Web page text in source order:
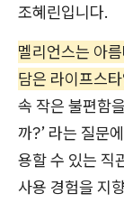
조혜린입니다.
멜리언스는 아
담은 라이프스
속 작은 불편함
까?’ 라는 질문
용할 수 있는 직
사용 경험을 지